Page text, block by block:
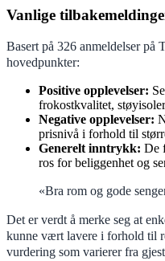
Vanlige
Basert på 326 anmeldelser
hovedpunkter:
Positive opplevelser:
frokostkvalitet,
Negative opplevelser:
prisnivå i forhold til
Generelt inntrykk: De
ros for beliggenhet og
«Bra rom og gode
Det er verdt å merke seg at
kunne vært lavere i forhold til
vurdering som varierer fra